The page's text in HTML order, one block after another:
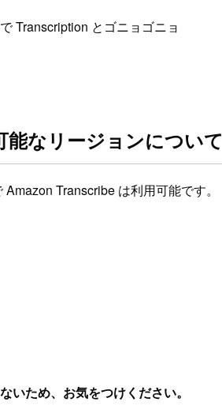
Transcription とゴニョゴニョ
なリージョンについて
Transcribe は利用可能です。
いため、お気をつけください。